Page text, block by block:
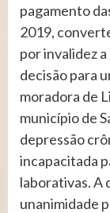
pagamento
2019,
por invalidez
decisão para
moradora de
município de
depressão
incapacitada
laborativas. A
unanimidade